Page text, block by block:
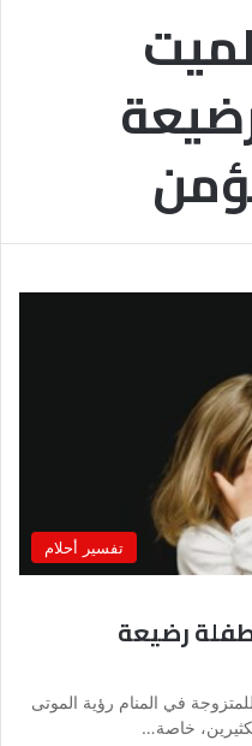
تفسير أحلام
رضيعة
في المنام رؤية الموتى
خاصة…